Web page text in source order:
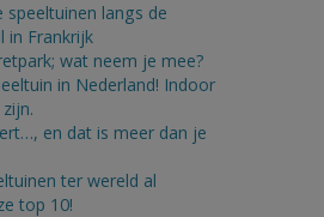
speeltuinen langs de
in Frankrijk
wat neem je mee?
in Nederland! Indoor
en dat is meer dan je
ter wereld al
top 10!